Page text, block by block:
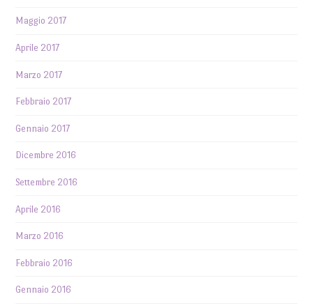
Maggio 2017
Aprile 2017
Marzo 2017
Febbraio 2017
Gennaio 2017
Dicembre 2016
Settembre 2016
Aprile 2016
Marzo 2016
Febbraio 2016
Gennaio 2016